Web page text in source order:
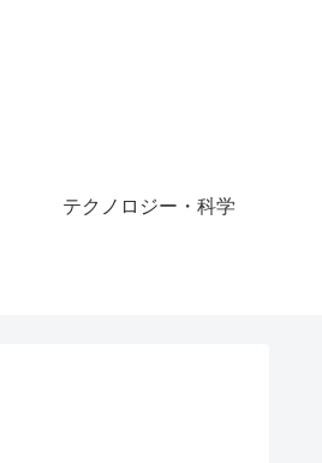
テクノロジー・科学